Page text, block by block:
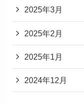
2025年3月
2025年2月
2025年1月
2024年12月